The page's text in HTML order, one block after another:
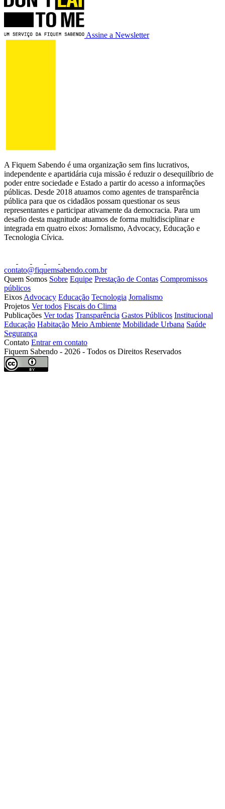
Assine a Newsletter
A Fiquem Sabendo é uma organização sem fins lucrativos,
independente e apartidária cuja missão é reduzir o desequilíbrio de
poder entre sociedade e Estado a partir do acesso a informações
públicas. Desde 2018 atuamos como agentes de transparência
pública para que os cidadãos possam questionar os seus
representantes e participar ativamente da democracia. Para um
desafio desta magnitude atuamos de forma multidisciplinar e
integrada em quatro eixos: Jornalismo, Advocacy, Educação e
Tecnologia Cívica.
contato@fiquemsabendo.com.br
Quem Somos Sobre Equipe Prestação de Contas Compromissos
públicos
Eixos Advocacy Educação Tecnologia Jornalismo
Projetos Ver todos Fiscais do Clima
Publicações Ver todas Transparência Gastos Públicos Institucional
Educação Habitação Meio Ambiente Mobilidade Urbana Saúde
Segurança
Contato Entrar em contato
Fiquem Sabendo - 2026 - Todos os Direitos Reservados